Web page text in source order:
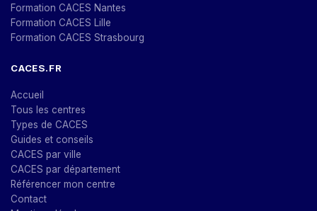
Formation CACES Nantes
Formation CACES Lille
Formation CACES Strasbourg
CACES.FR
Accueil
Tous les centres
Types de CACES
Guides et conseils
CACES par ville
CACES par département
Référencer mon centre
Contact